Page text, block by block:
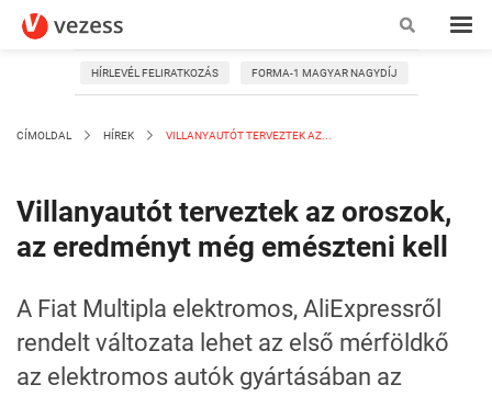
HÍRLEVÉL FELIRATKOZÁS FORMA-1 MAGYAR NAGYDÍJ
CÍMOLDAL HÍREK VILLANYAUTÓT TERVEZTEK AZ...
Villanyautót terveztek az oroszok,
az eredményt még emészteni kell
A Fiat Multipla elektromos, AliExpressről
rendelt változata lehet az első mérföldkő
az elektromos autók gyártásában az